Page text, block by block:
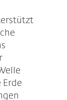
Erde